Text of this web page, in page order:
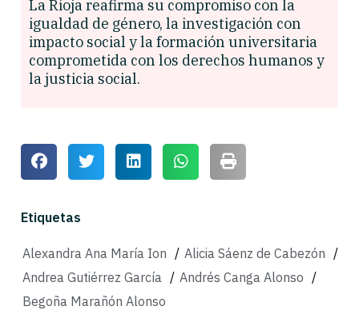
La Rioja reafirma su compromiso con la
igualdad de género, la investigación con
impacto social y la formación universitaria
comprometida con los derechos humanos y
la justicia social.
Etiquetas
Alexandra Ana María Ion / Alicia Sáenz de Cabezón /
Andrea Gutiérrez García / Andrés Canga Alonso /
Begoña Marañón Alonso